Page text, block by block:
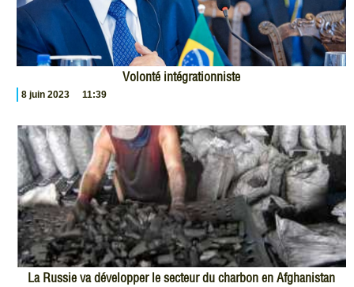
Volonté intégrationniste
8 juin 2023 11:39
La Russie va développer le secteur du charbon en Afghanistan